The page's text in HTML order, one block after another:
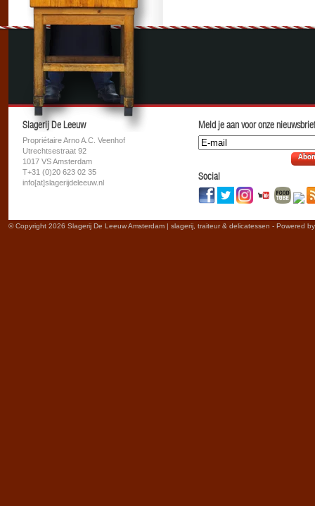
Slagerij De Leeuw
Propriétaire Arno A.C. Veenhof
Utrechtsestraat 92
1017 VS Amsterdam
T+31 (0)20 623 02 35
info[at]slagerijdeleeuw.nl
Meld je aan voor onze
Social
© Copyright 2026 Slagerij De Leeuw Amsterdam | slagerij, traiteur & delicatessen - Powered